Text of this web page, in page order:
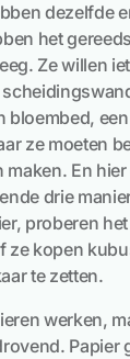
dezelfde
het
Ze willen
bloembed,
ze moeten
En
drie
proberen
ze kopen
te zetten.
werken,
Papier